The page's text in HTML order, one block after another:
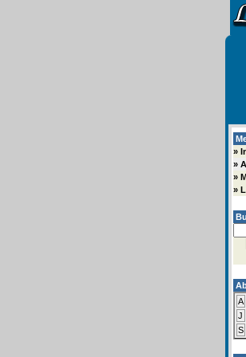
»
»
»
»
A
J
S